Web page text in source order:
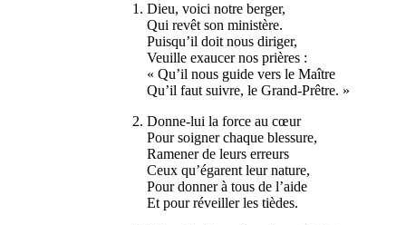
1. Dieu, voici notre berger,
Qui revêt son ministère.
Puisqu’il doit nous diriger,
Veuille exaucer nos prières :
« Qu’il nous guide vers le Maître
Qu’il faut suivre, le Grand-Prêtre. »
2. Donne-lui la force au cœur
Pour soigner chaque blessure,
Ramener de leurs erreurs
Ceux qu’égarent leur nature,
Pour donner à tous de l’aide
Et pour réveiller les tièdes.